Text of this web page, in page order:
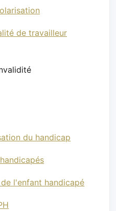
de travailleur
du handicap
l'enfant handicapé